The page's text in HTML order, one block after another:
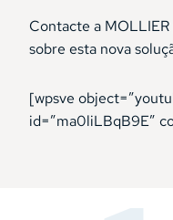
Contacte a
sobre esta nova
[wpsve
id=”ma0liLBqB9E”